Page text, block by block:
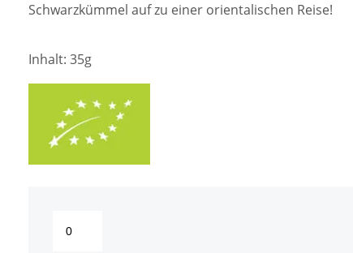
Schwarzkümmel auf zu einer orientalischen Reise!
Inhalt: 35g
Earth